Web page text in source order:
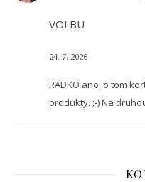
VOLBU
24. 7. 2026
RADKO ano, o tom
produkty. ;-) Na